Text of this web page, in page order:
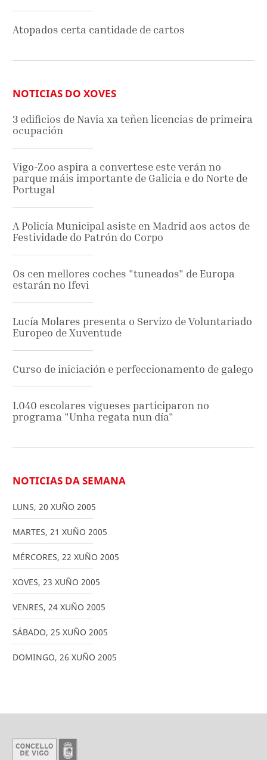
Atopados certa cantidade de cartos
NOTICIAS DO XOVES
3 edificios de Navia xa teñen licencias de primeira
ocupación
Vigo-Zoo aspira a convertese este verán no
parque máis importante de Galicia e do Norte de
Portugal
A Policía Municipal asiste en Madrid aos actos de
Festividade do Patrón do Corpo
Os cen mellores coches "tuneados" de Europa
estarán no Ifevi
Lucía Molares presenta o Servizo de Voluntariado
Europeo de Xuventude
Curso de iniciación e perfeccionamento de galego
1.040 escolares vigueses participaron no
programa "Unha regata nun día"
NOTICIAS DA SEMANA
LUNS, 20 XUÑO 2005
MARTES, 21 XUÑO 2005
MÉRCORES, 22 XUÑO 2005
XOVES, 23 XUÑO 2005
VENRES, 24 XUÑO 2005
SÁBADO, 25 XUÑO 2005
DOMINGO, 26 XUÑO 2005